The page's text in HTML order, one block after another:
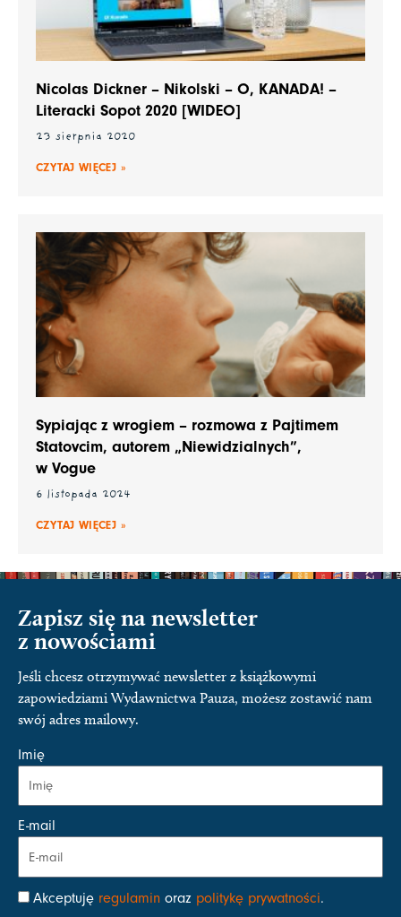
Nicolas Dickner – Nikolski – O, KANADA! –
Literacki Sopot 2020 [WIDEO]
23 sierpnia 2020
CZYTAJ WIĘCEJ »
Sypiając z wrogiem – rozmowa z Pajtimem
Statovcim, autorem „Niewidzialnych”,
w Vogue
6 listopada 2024
CZYTAJ WIĘCEJ »
Zapisz się na newsletter
z nowościami
Jeśli chcesz otrzymywać newsletter z książkowymi
zapowiedziami Wydawnictwa Pauza, możesz zostawić nam
swój adres mailowy.
Imię
E-mail
Akceptuję regulamin oraz politykę prywatności.